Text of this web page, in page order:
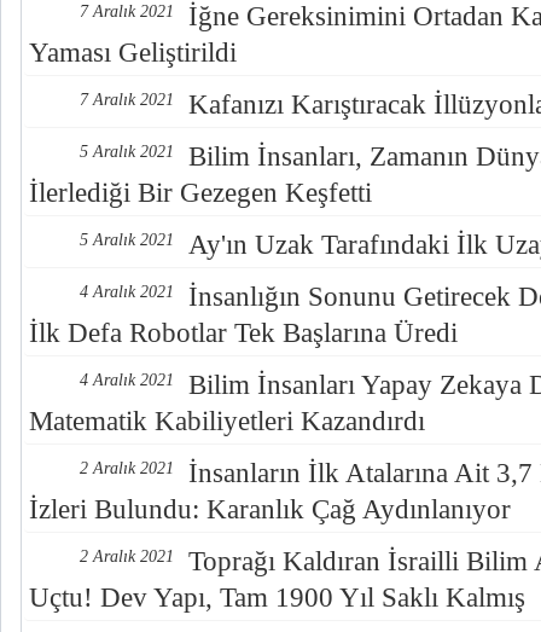
7 Aralık 2021
İğne Gereksinimini Ortadan
Yaması Geliştirildi
7 Aralık 2021 Kafanızı Karıştıracak
5 Aralık 2021
Bilim İnsanları, Zamanın
İlerlediği Bir Gezegen Keşfetti
5 Aralık 2021 Ay'ın Uzak Tarafındaki İlk
4 Aralık 2021
İnsanlığın Sonunu Getirecek
İlk Defa Robotlar Tek Başlarına Üredi
4 Aralık 2021
Bilim İnsanları Yapay Zekaya
Matematik Kabiliyetleri Kazandırdı
2 Aralık 2021
İnsanların İlk Atalarına Ait
İzleri Bulundu: Karanlık Çağ Aydınlanıyor
2 Aralık 2021
Toprağı Kaldıran İsrailli Bilim
Uçtu! Dev Yapı, Tam 1900 Yıl Saklı Kalmış